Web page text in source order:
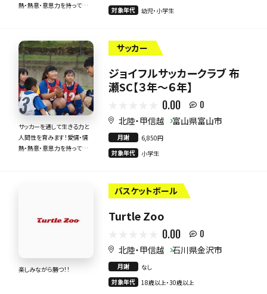
熱・熱意・意思力を持って全
対象年代
幼児・小学生
サッカーを通して生きる力と
人間性を育みます！愛情・情
熱・熱意・意思力を持って全
サッカー
ジョイフルサッカークラブ 布
瀬SC【３年～６年】
0.00 0
北陸・甲信越 富山県富山市
月謝
6,850円
対象年代
小学生
楽しみながら勝つ！！
バスケットボール
Turtle Zoo
0.00 0
北陸・甲信越 石川県金沢市
月謝
なし
対象年代
18歳以上・30歳以上